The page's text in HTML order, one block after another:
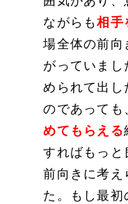
ながらも相手
場全体の前向
がっていまし
められて出し
のであっても
めてもらえる
すればもっと
前向きに考え
た。もし最初